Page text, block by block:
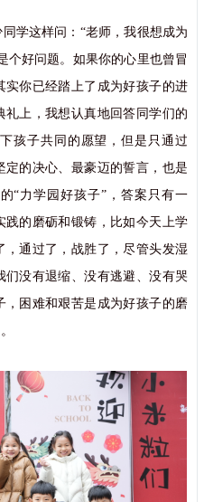
学这样问：“老师，我很想成为
个好问题。如果你的心里也曾冒
你已经踏上了成为好孩子的进
上，我想认真地回答同学们的
孩子共同的愿望，但是只通过
的决心、最豪迈的誓言，也是
“力学园好孩子”，答案只有一
的磨砺和锻铸，比如今天上学
通过了，战胜了，尽管头发湿
没有退缩、没有逃避、没有哭
困难和艰苦是成为好孩子的磨